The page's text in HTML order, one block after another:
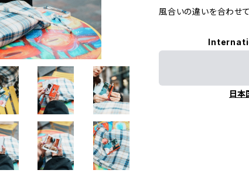
風合いの違いを合わせ
日本